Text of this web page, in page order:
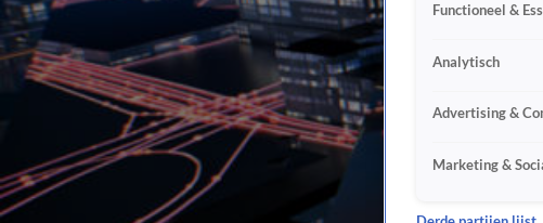
Functioneel &
Analytisch
Advertising &
Marketing &